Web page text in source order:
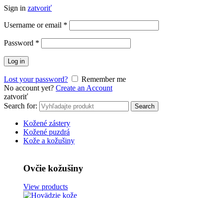
Sign in zatvoriť
Username or email *
Password *
Log in
Lost your password?
Remember me
No account yet? Create an Account
zatvoriť
Search for:
Search
Kožené zástery
Kožené puzdrá
Kože a kožušiny
Ovčie kožušiny
View products